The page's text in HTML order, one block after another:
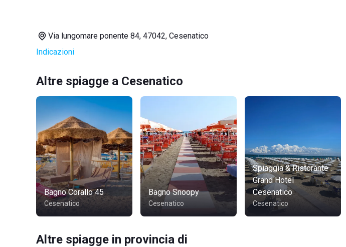
Via lungomare ponente 84, 47042, Cesenatico
Indicazioni
Altre spiagge a Cesenatico
Bagno Corallo 45
Cesenatico
Bagno Snoopy
Cesenatico
Spiaggia & Ristorante
Grand Hotel
Cesenatico
Cesenatico
Altre spiagge in provincia di